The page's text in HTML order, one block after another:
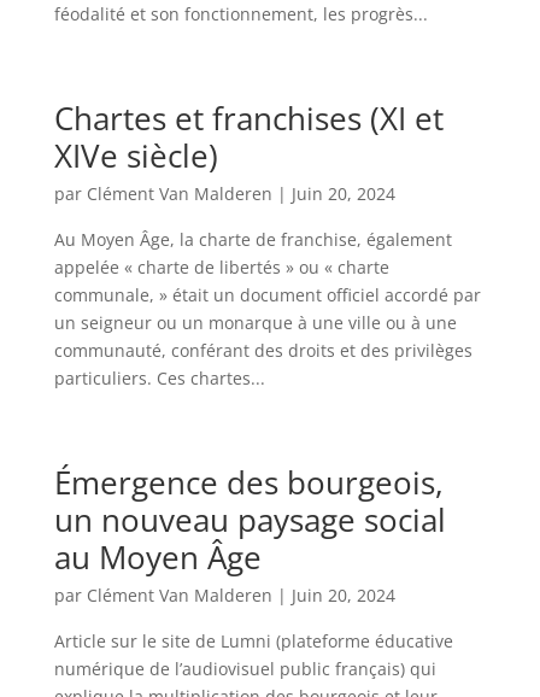
féodalité et son fonctionnement, les progrès...
Chartes et franchises (XI et
XIVe siècle)
par Clément Van Malderen | Juin 20, 2024
Au Moyen Âge, la charte de franchise, également
appelée « charte de libertés » ou « charte
communale, » était un document officiel accordé par
un seigneur ou un monarque à une ville ou à une
communauté, conférant des droits et des privilèges
particuliers. Ces chartes...
Émergence des bourgeois,
un nouveau paysage social
au Moyen Âge
par Clément Van Malderen | Juin 20, 2024
Article sur le site de Lumni (plateforme éducative
numérique de l’audiovisuel public français) qui